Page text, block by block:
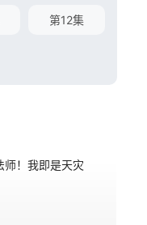
第12集